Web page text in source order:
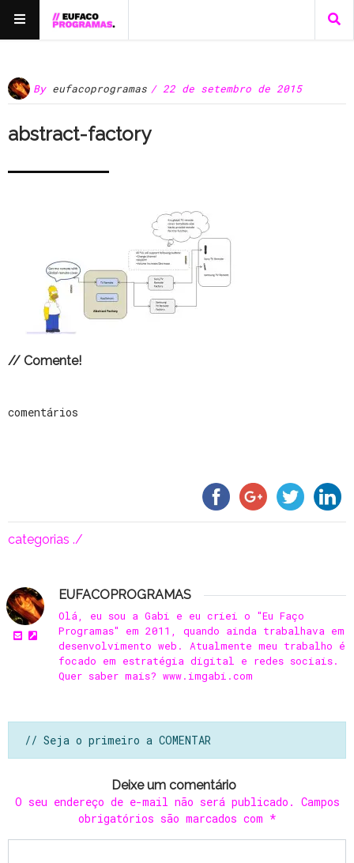
By eufacoprogramas / 22 de setembro de 2015
abstract-factory
// Comente!
comentários
categorias ./
EUFACOPROGRAMAS
Olá, eu sou a Gabi e eu criei o "Eu Faço
Programas" em 2011, quando ainda trabalhava em
desenvolvimento web. Atualmente meu trabalho é
focado em estratégia digital e redes sociais.
Quer saber mais? www.imgabi.com
// Seja o primeiro a COMENTAR
Deixe um comentário
O seu endereço de e-mail não será publicado. Campos
obrigatórios são marcados com *